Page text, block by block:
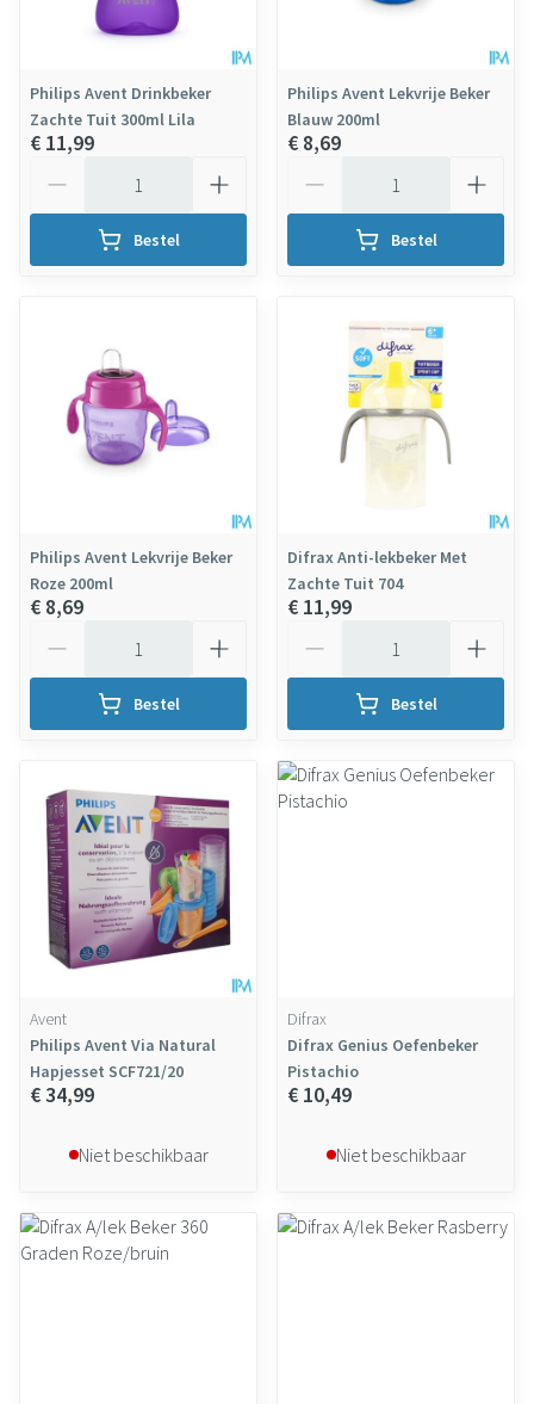
Philips Avent Drinkbeker
Zachte Tuit 300ml Lila
€ 11,99
Bestel
Philips Avent Lekvrije Beker
Blauw 200ml
€ 8,69
Bestel
Philips Avent Lekvrije Beker
Roze 200ml
€ 8,69
Bestel
Difrax Anti-lekbeker Met
Zachte Tuit 704
€ 11,99
Bestel
Avent
Philips Avent Via Natural
Hapjesset SCF721/20
€ 34,99
Niet beschikbaar
Difrax
Difrax Genius Oefenbeker
Pistachio
€ 10,49
Niet beschikbaar